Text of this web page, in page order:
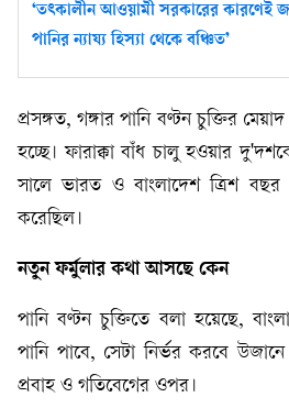
‘তৎকালীন আওয়ামী সরকারের কারণেই
পানির ন্যায্য হিস্যা থেকে বঞ্চিত’
প্রসঙ্গত, গঙ্গার পানি বণ্টন চুক্তির
হচ্ছে। ফারাক্কা বাঁধ চালু হওয়ার
সালে ভারত ও বাংলাদেশ ত্রিশ বছর
করেছিল।
নতুন ফর্মুলার কথা আসছে কেন
পানি বণ্টন চুক্তিতে বলা হয়েছে,
পানি পাবে, সেটা নির্ভর করবে উজানে
প্রবাহ ও গতিবেগের ওপর।